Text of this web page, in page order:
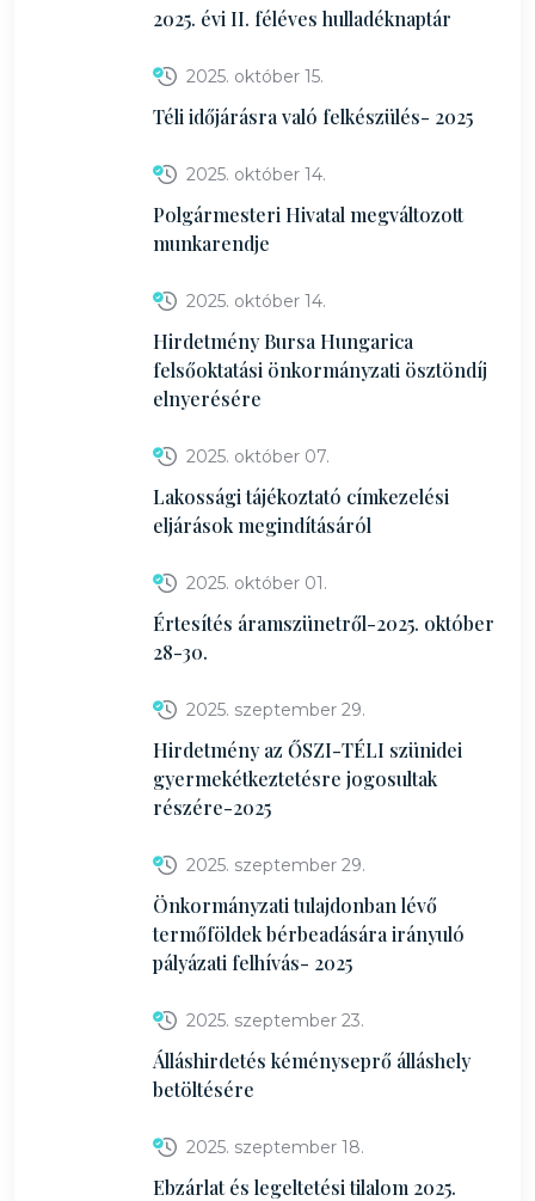
2025. évi II. féléves hulladéknaptár
2025. október 15.
Téli időjárásra való felkészülés- 2025
2025. október 14.
Polgármesteri Hivatal megváltozott
munkarendje
2025. október 14.
Hirdetmény Bursa Hungarica
felsőoktatási önkormányzati ösztöndíj
elnyerésére
2025. október 07.
Lakossági tájékoztató címkezelési
eljárások megindításáról
2025. október 01.
Értesítés áramszünetről-2025. október
28-30.
2025. szeptember 29.
Hirdetmény az ŐSZI-TÉLI szünidei
gyermekétkeztetésre jogosultak
részére-2025
2025. szeptember 29.
Önkormányzati tulajdonban lévő
termőföldek bérbeadására irányuló
pályázati felhívás- 2025
2025. szeptember 23.
Álláshirdetés kéményseprő álláshely
betöltésére
2025. szeptember 18.
Ebzárlat és legeltetési tilalom 2025.